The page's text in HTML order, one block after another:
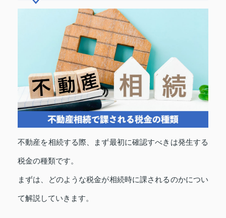
不動産を相続する際、まず最初に確認すべきは発生する
税金の種類です。
まずは、どのような税金が相続時に課されるのかについ
て解説していきます。